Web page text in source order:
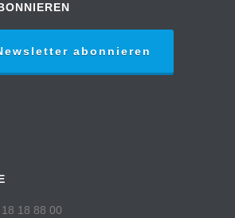
abonnieren
18 88 00